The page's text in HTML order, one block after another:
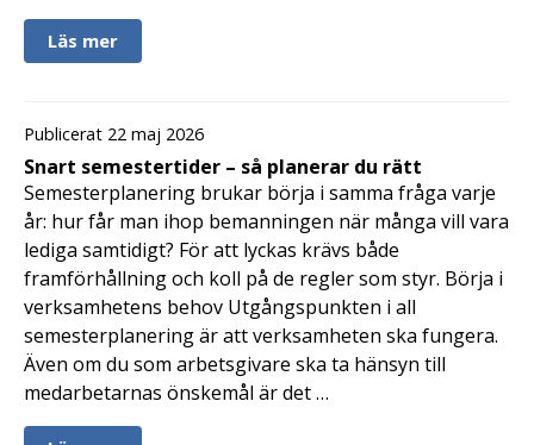
Läs mer
Publicerat 22 maj 2026
Snart semestertider – så planerar du rätt
Semesterplanering brukar börja i samma fråga varje
år: hur får man ihop bemanningen när många vill vara
lediga samtidigt? För att lyckas krävs både
framförhållning och koll på de regler som styr. Börja i
verksamhetens behov Utgångspunkten i all
semesterplanering är att verksamheten ska fungera.
Även om du som arbetsgivare ska ta hänsyn till
medarbetarnas önskemål är det …